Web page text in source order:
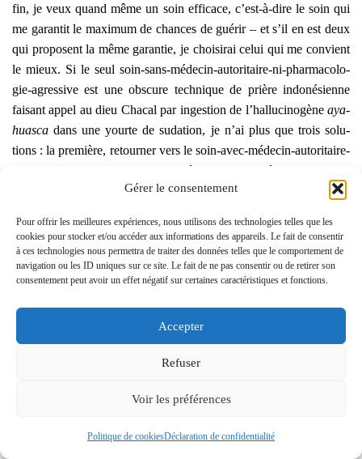
Gérer le consentement
Pour offrir les meilleures expériences, nous utilisons des technologies telles que les
cookies pour stocker et/ou accéder aux informations des appareils. Le fait de consentir
à ces technologies nous permettra de traiter des données telles que le comportement de
navigation ou les ID uniques sur ce site. Le fait de ne pas consentir ou de retirer son
consentement peut avoir un effet négatif sur certaines caractéristiques et fonctions.
Accepter
Refuser
Voir les préférences
Politique de cookiesDéclaration de confidentialité
fin, je veux quand même un soin effi­cace, c’est-à-dire le soin qui
me garan­tit le maxi­mum de chances de gué­rir – et s’il en est deux
qui pro­posent la même garan­tie, je choi­si­rai celui qui me convient
le mieux. Si le seul soin-sans-méde­cin-auto­ri­taire-ni-phar­ma­co­lo­
gie-agres­sive est une obs­cure tech­nique de prière indo­né­sienne
fai­sant appel au dieu Cha­cal par inges­tion de l’hallucinogène aya­
huas­ca dans une yourte de suda­tion, je n’ai plus que trois solu­
tions : la pre­mière, retour­ner vers le soin-avec-méde­cin-auto­ri­taire-
et-phar­ma­co­lo­gie-agres­sive (de dépit). La deuxième, apprendre
moi-même à faire un soin à effi­ca­ci­té maxi­mum (auto­no­mie
fasse
Méde­cine
). La troi­sième, renon­cer pure­ment et sim­ple­ment
au soin, avec les risques que cela com­porte.
Effet placebo, efficacité réelle, pathologie
spontanément résolutive et médecines
On peut semble-t-il faire remon­ter à quelques dizaines de
son thé­ra­peute aura de meilleurs résul­tats que… s’il n’a